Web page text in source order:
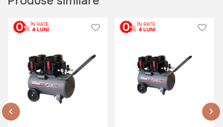
89 lei
Regulator de presiune compresor